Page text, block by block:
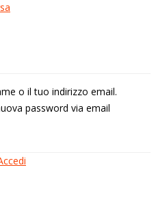
o il tuo indirizzo email.
password via email